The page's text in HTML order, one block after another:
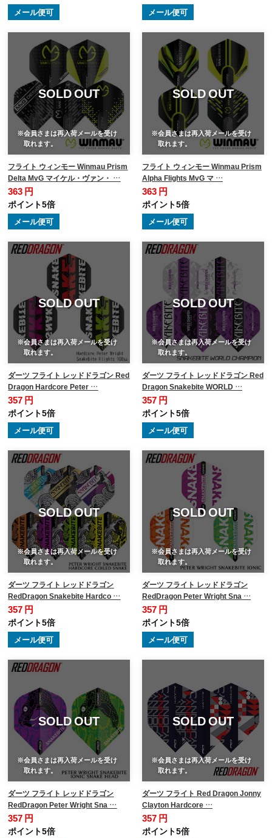
メール便可 メール便可
SOLD OUT
※会員さまは再入荷メールを受け
取れます。
フライト ウィンモー Winmau Prism
Delta MvG マイケル・ヴァン・ …
363 円
ポイント5倍
メール便可
SOLD OUT
※会員さまは再入荷メールを受け
取れます。
フライト ウィンモー Winmau Prism
Alpha Flights MvG マ …
363 円
ポイント5倍
メール便可
SOLD OUT
※会員さまは再入荷メールを受け
取れます。
ダーツ フライト レッドドラゴン Red
Dragon Hardcore Peter …
357 円
ポイント5倍
メール便可
SOLD OUT
※会員さまは再入荷メールを受け
取れます。
ダーツ フライト レッドドラゴン Red
Dragon Snakebite WORLD …
357 円
ポイント5倍
メール便可
SOLD OUT
※会員さまは再入荷メールを受け
取れます。
ダーツ フライト レッドドラゴン
RedDragon Snakebite Hardco …
357 円
ポイント5倍
メール便可
SOLD OUT
※会員さまは再入荷メールを受け
取れます。
ダーツ フライト レッドドラゴン
RedDragon Peter Wright Sna …
357 円
ポイント5倍
メール便可
SOLD OUT
※会員さまは再入荷メールを受け
取れます。
ダーツ フライト レッドドラゴン
RedDragon Peter Wright Sna …
357 円
ポイント5倍
SOLD OUT
※会員さまは再入荷メールを受け
取れます。
ダーツ フライト Red Dragon Jonny
Clayton Hardcore …
357 円
ポイント5倍